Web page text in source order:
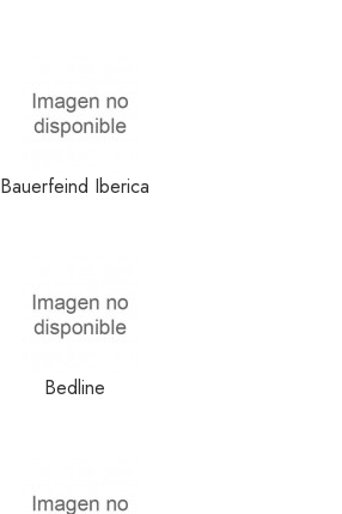
Bauerfeind Iberica
Bedline